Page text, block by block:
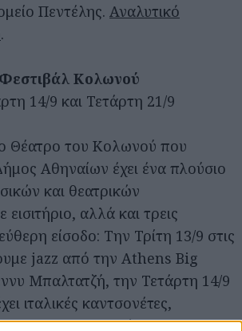
Πεντέλης. Αναλυτικό
.
Κολωνού
14/9 και Τετάρτη 21/9
Θέατρο του Κολωνού που
Αθηναίων έχει ένα πλούσιο
και θεατρικών
αλλά και τρεις
είσοδο: Την Τρίτη 13/9 στις
jazz από την Athens Big
Μπαλτατζή, την Τετάρτη 14/9
ιταλικές καντσονέτες,
Tosti, καθώς και